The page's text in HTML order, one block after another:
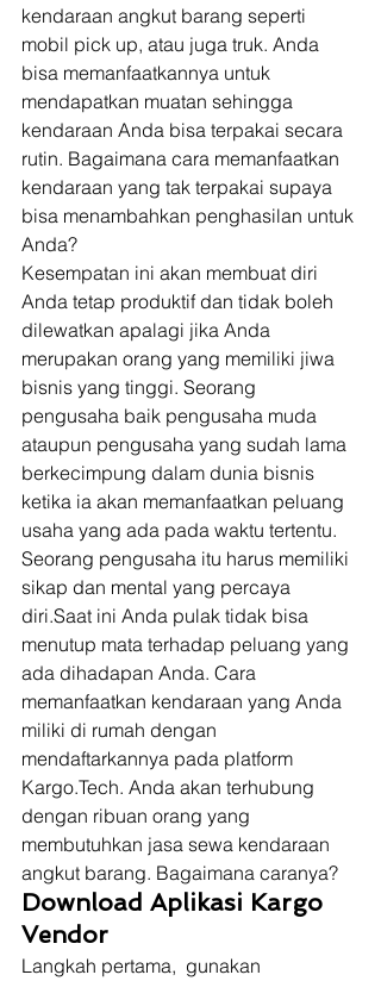
kendaraan angkut barang seperti
mobil pick up, atau juga truk. Anda
bisa memanfaatkannya untuk
mendapatkan muatan sehingga
kendaraan Anda bisa terpakai secara
rutin. Bagaimana cara memanfaatkan
kendaraan yang tak terpakai supaya
bisa menambahkan penghasilan untuk
Anda?
Kesempatan ini akan membuat diri
Anda tetap produktif dan tidak boleh
dilewatkan apalagi jika Anda
merupakan orang yang memiliki jiwa
bisnis yang tinggi. Seorang
pengusaha baik pengusaha muda
ataupun pengusaha yang sudah lama
berkecimpung dalam dunia bisnis
ketika ia akan memanfaatkan peluang
usaha yang ada pada waktu tertentu.
Seorang pengusaha itu harus memiliki
sikap dan mental yang percaya
diri.Saat ini Anda pulak tidak bisa
menutup mata terhadap peluang yang
ada dihadapan Anda. Cara
memanfaatkan kendaraan yang Anda
miliki di rumah dengan
mendaftarkannya pada platform
Kargo.Tech. Anda akan terhubung
dengan ribuan orang yang
membutuhkan jasa sewa kendaraan
angkut barang. Bagaimana caranya?
Download Aplikasi Kargo
Vendor
Langkah pertama,  gunakan